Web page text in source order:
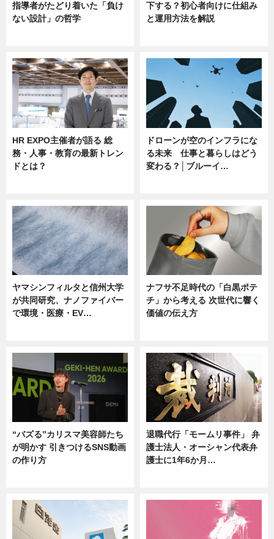
指導者がたどり着いた「負け
ない設計」の哲学
下する？初心者向けに仕組み
と運用方法を解説
HR EXPO主催者が語る 総
務・人事・教育の最新トレン
ドとは？
ドローンが空のインフラにな
る未来 仕事と暮らしはどう
変わる？│ブルーイ…
ヤマシンフィルタと信州大学
が共同研究、ナノファイバー
で環境・医療・EV…
ナフサ不足時代の「白黒ポテ
チ」から考える 次世代に響く
価値の伝え方
“バズる”カリスマ美容師たち
が明かす 引きつけるSNS動画
の作り方
退職代行「モームリ事件」 弁
護士法人・オーシャン代表弁
護士に1年6か月…